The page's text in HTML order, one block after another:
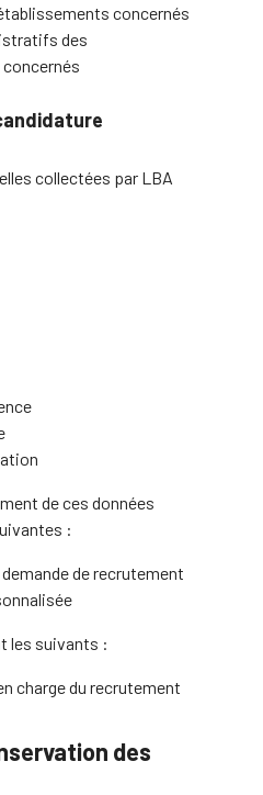
concernés
des
collectées par LBA
de ces données
:
de recrutement
les suivants :
charge du recrutement
des